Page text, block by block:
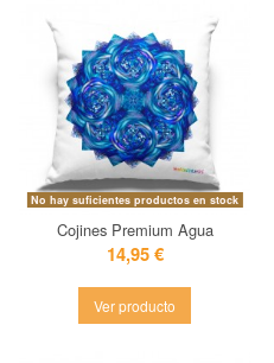
No hay suficientes productos en stock
Cojines Premium Agua
14,95 €
Ver producto